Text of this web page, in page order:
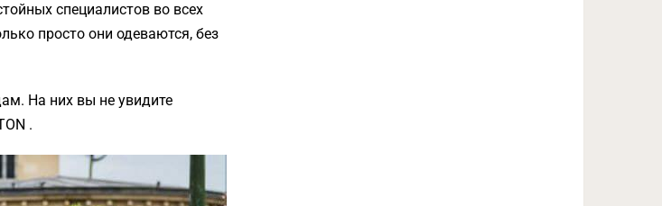
специалистов во всех
просто они одеваются, без
На них вы не увидите
.